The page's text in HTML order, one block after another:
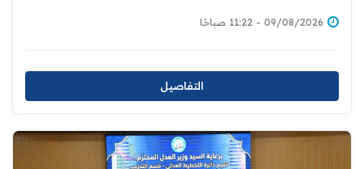
09/08/2026 - 11:22 صباحًا
التفاصيل